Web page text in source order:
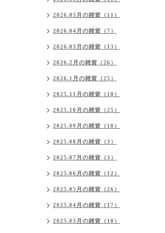
2026.05月の雑貨（11）
2026.04月の雑貨（7）
2026.03月の雑貨（13）
2026.2月の雑貨（26）
2026.1月の雑貨（25）
2025.11月の雑貨（10）
2025.10月の雑貨（25）
2025.09月の雑貨（10）
2025.08月の雑貨（3）
2025.07月の雑貨（3）
2025.06月の雑貨（12）
2025.05月の雑貨（26）
2025.04月の雑貨（17）
2025.03月の雑貨（10）